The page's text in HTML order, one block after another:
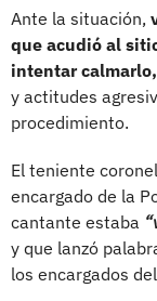
Ante la situación,
que acudió al
intentar calmarlo,
y actitudes
procedimiento.
El teniente
encargado de la
cantante estaba
y que lanzó
los encargados